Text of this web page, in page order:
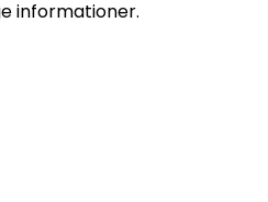
informationer.